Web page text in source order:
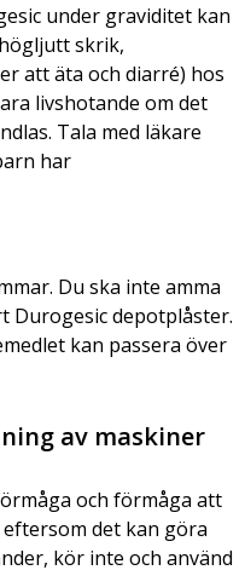
under graviditet kan
skrik,
att äta och diarré) hos
livshotande om det
Tala med läkare
har
Du ska inte amma
Durogesic depotplåster.
kan passera över
av maskiner
och förmåga att
det kan göra
kör inte och använd